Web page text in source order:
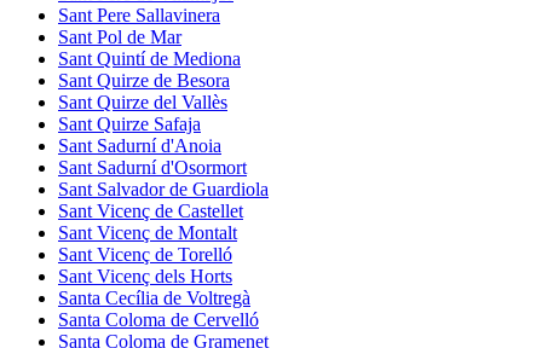
Sant Pere Sallavinera
Sant Pol de Mar
Sant Quintí de Mediona
Sant Quirze de Besora
Sant Quirze del Vallès
Sant Quirze Safaja
Sant Sadurní d'Anoia
Sant Sadurní d'Osormort
Sant Salvador de Guardiola
Sant Vicenç de Castellet
Sant Vicenç de Montalt
Sant Vicenç de Torelló
Sant Vicenç dels Horts
Santa Cecília de Voltregà
Santa Coloma de Cervelló
Santa Coloma de Gramenet